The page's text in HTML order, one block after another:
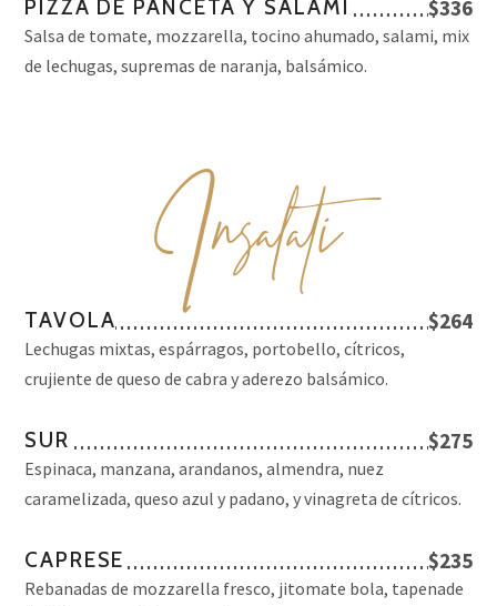
PIZZA DE PANCETA Y SALAMI
Salsa de tomate, mozzarella, tocino ahumado, salami, mix
de lechugas, supremas de naranja, balsámico.
$336
I
nsalati
TAVOLA
Lechugas mixtas, espárragos, portobello, cítricos,
crujiente de queso de cabra y aderezo balsámico.
$264
SUR
Espinaca, manzana, arandanos, almendra, nuez
caramelizada, queso azul y padano, y vinagreta de cítricos.
$275
CAPRESE
Rebanadas de mozzarella fresco, jitomate bola, tapenade
$235